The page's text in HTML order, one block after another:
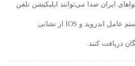
ایران صدا می‌توانند اپلیکیشن تلفن
همراه ایران صدا را برای سیستم عامل اندروید و IOS از نشانی